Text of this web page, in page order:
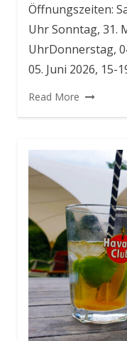
Öffnungszeiten:
Uhr Sonntag, 31.
UhrDonnerstag,
05. Juni 2026, 15-
Read More